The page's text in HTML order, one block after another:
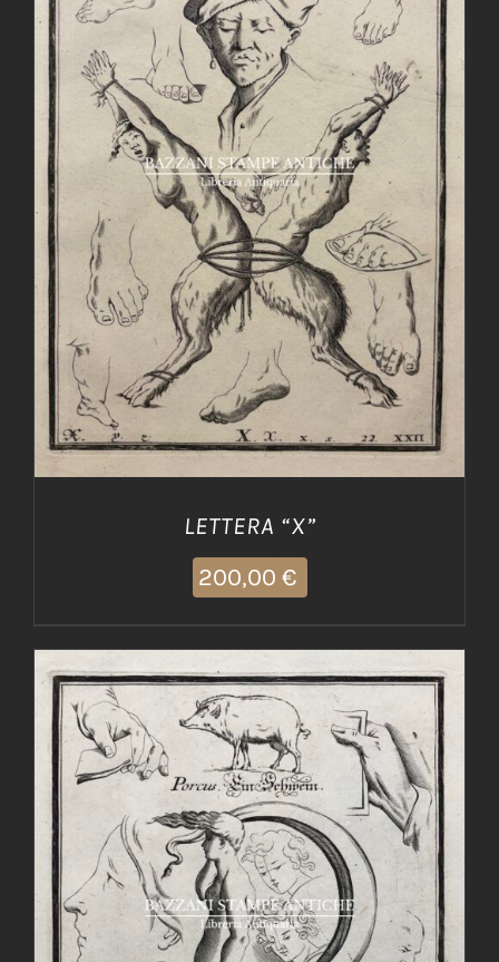
AGGIUNGI AL CARRELLO / DETTAGLI
LETTERA “X”
200,00 €
AGGIUNGI AL CARRELLO / DETTAGLI